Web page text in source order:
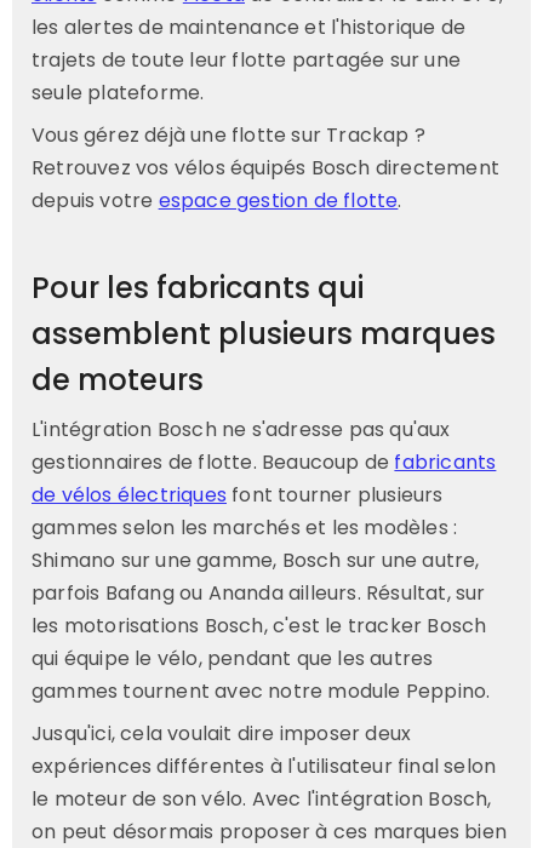
les alertes de maintenance et l'historique de
trajets de toute leur flotte partagée sur une
seule plateforme.
Vous gérez déjà une flotte sur Trackap ?
Retrouvez vos vélos équipés Bosch directement
depuis votre espace gestion de flotte.
Pour les fabricants qui
assemblent plusieurs marques
de moteurs
L'intégration Bosch ne s'adresse pas qu'aux
gestionnaires de flotte. Beaucoup de fabricants
de vélos électriques font tourner plusieurs
gammes selon les marchés et les modèles :
Shimano sur une gamme, Bosch sur une autre,
parfois Bafang ou Ananda ailleurs. Résultat, sur
les motorisations Bosch, c'est le tracker Bosch
qui équipe le vélo, pendant que les autres
gammes tournent avec notre module Peppino.
Jusqu'ici, cela voulait dire imposer deux
expériences différentes à l'utilisateur final selon
le moteur de son vélo. Avec l'intégration Bosch,
on peut désormais proposer à ces marques bien